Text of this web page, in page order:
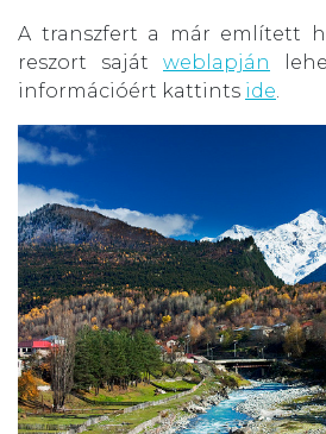
A transzfert a már említett
reszort saját weblapján
információért kattints ide.